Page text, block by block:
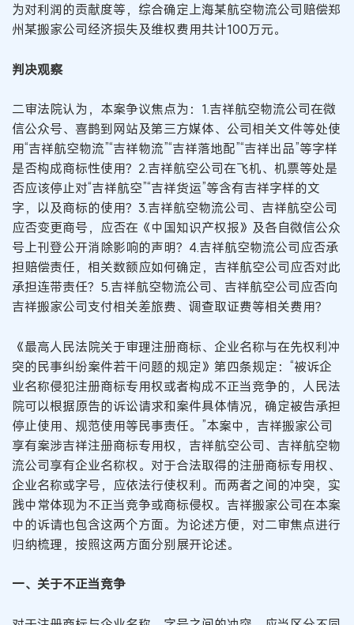
为对利润的贡献度等，综合确定上海某航空物流公司赔偿郑
州某搬家公司经济损失及维权费用共计100万元。
判决观察
二审法院认为，本案争议焦点为：1.吉祥航空物流公司在微
信公众号、喜鹊到网站及第三方媒体、公司相关文件等处使
用“吉祥航空物流”“吉祥物流”“吉祥落地配”“吉祥出品”等字样
是否构成商标性使用？2.吉祥航空公司在飞机、机票等处是
否应该停止对“吉祥航空”“吉祥货运”等含有吉祥字样的文
字，以及商标的使用？3.吉祥航空物流公司、吉祥航空公司
应否变更商号，应否在《中国知识产权报》及各自微信公众
号上刊登公开消除影响的声明？4.吉祥航空物流公司应否承
担赔偿责任，相关数额应如何确定，吉祥航空公司应否对此
承担连带责任？5.吉祥航空物流公司、吉祥航空公司应否向
吉祥搬家公司支付相关差旅费、调查取证费等相关费用？
《最高人民法院关于审理注册商标、企业名称与在先权利冲
突的民事纠纷案件若干问题的规定》第四条规定：“被诉企
业名称侵犯注册商标专用权或者构成不正当竞争的，人民法
院可以根据原告的诉讼请求和案件具体情况，确定被告承担
停止使用、规范使用等民事责任。”本案中，吉祥搬家公司
享有案涉吉祥注册商标专用权，吉祥航空公司、吉祥航空物
流公司享有企业名称权。对于合法取得的注册商标专用权、
企业名称或字号，应依法行使权利。而两者之间的冲突，实
践中常体现为不正当竞争或商标侵权。吉祥搬家公司在本案
中的诉请也包含这两个方面。为论述方便，对二审焦点进行
归纳梳理，按照这两方面分别展开论述。
一、关于不正当竞争